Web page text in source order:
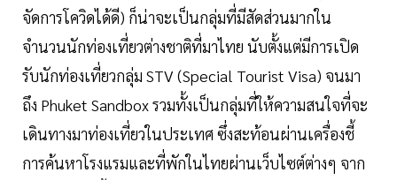
จัดการโควิดได้ดี) ก็น่าจะเป็นกลุ่มที่มีสัดส่วนมากใน
จำนวนนักท่องเที่ยวต่างชาติที่มาไทย นับตั้งแต่มีการเปิด
รับนักท่องเที่ยวกลุ่ม STV (Special Tourist Visa) จนมา
ถึง Phuket Sandbox รวมทั้งเป็นกลุ่มที่ให้ความสนใจที่จะ
เดินทางมาท่องเที่ยวในประเทศ ซึ่งสะท้อนผ่านเครื่องชี้
การค้นหาโรงแรมและที่พักในไทยผ่านเว็บไซต์ต่างๆ จาก